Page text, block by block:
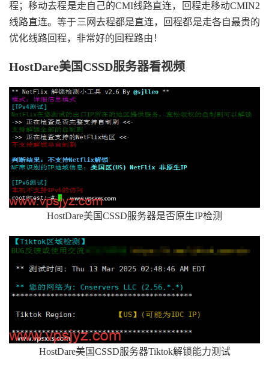
程；移动去程是走自己的CMI线路直连，回程走移动CMIN2
线路直连。等于三网去程都是直连，回程都是走各自最贵的
优化线路回程，非常好的回程路由！
HostDare美国CSSD服务器看视频
HostDare美国CSSD服务器是否原生IP检测
HostDare美国CSSD服务器Tiktok解锁能力测试